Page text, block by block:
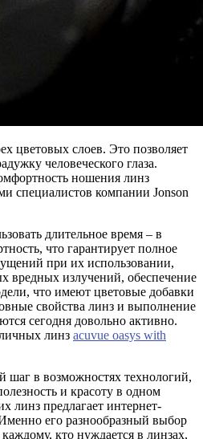
цветовых слоев. Это позволяет
человеческого глаза.
ношения линз
специалистов компании Jonson
длительное время – в
что гарантирует полное
при их использовании,
вредных излучений, обеспечение
что имеют цветовые добавки
свойства линз и выполнение
сегодня довольно активно.
линз acuvue oasys with
в возможностях технологий,
и красоту в одном
линз предлагает интернет-
его разнообразный выбор
каждому, кто нуждается в линзах,